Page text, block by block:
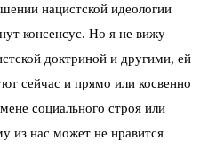
нацистской идеологии
консенсус. Но я не вижу
доктриной и другими, ей
сейчас и прямо или косвенно
социального строя или
из нас может не нравится